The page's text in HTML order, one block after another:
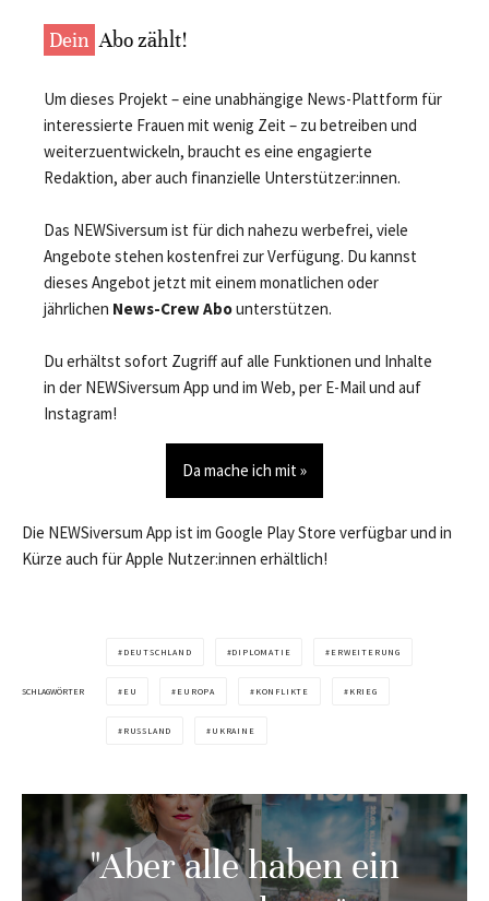
Dein Abo zählt!
Um dieses Projekt – eine unabhängige News-Plattform für
interessierte Frauen mit wenig Zeit – zu betreiben und
weiterzuentwickeln, braucht es eine engagierte
Redaktion, aber auch finanzielle Unterstützer:innen.
Das NEWSiversum ist für dich nahezu werbefrei, viele
Angebote stehen kostenfrei zur Verfügung. Du kannst
dieses Angebot jetzt mit einem monatlichen oder
jährlichen News-Crew Abounterstützen.
Du erhältst sofort Zugriff auf alle Funktionen und Inhalte
in der NEWSiversum App und im Web, per E-Mail und auf
Instagram!
Da mache ich mit »
Die NEWSiversum App ist im Google Play Store verfügbar und in
Kürze auch für Apple Nutzer:innen erhältlich!
SCHLAGWÖRTER
DEUTSCHLAND DIPLOMATIE ERWEITERUNG
EU EUROPA KONFLIKTE KRIEG
RUSSLAND UKRAINE
"Aber alle haben ein